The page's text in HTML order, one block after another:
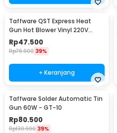
Taffware QST Express Heat
Gun Hot Blower Vinyl 220V
300W - QST-220
Rp47.500
Rp76.900 39%
+ Keranjang
Taffware Solder Automatic Tin
Gun 60W - GT-10
Rp80.500
Rp130.900 39%